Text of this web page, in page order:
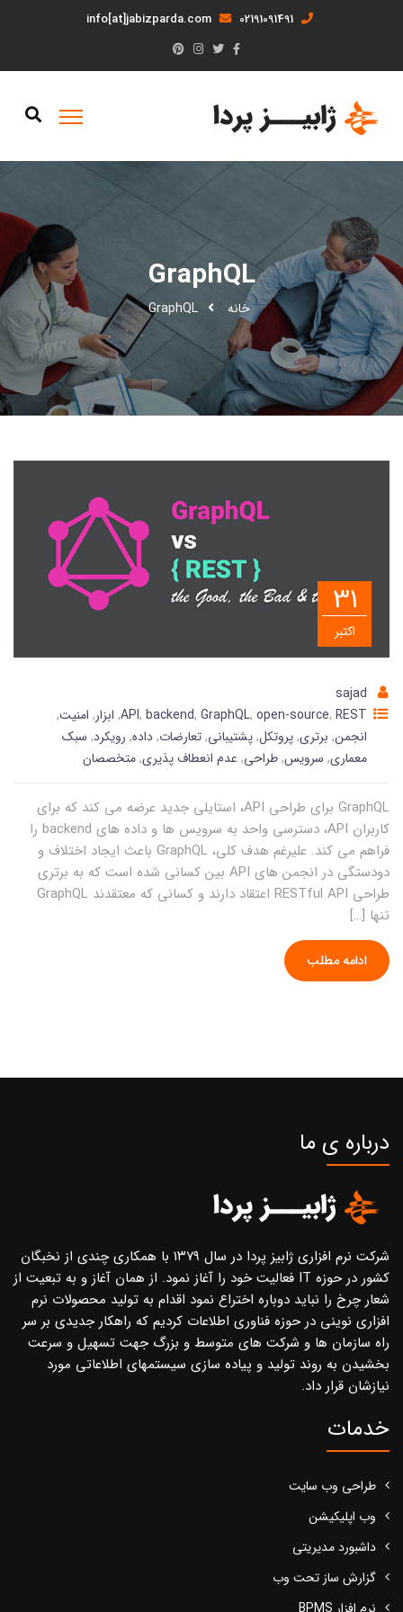
02191091491
info[at]jabizparda.com
GraphQL
خانه GraphQL
31
اکتبر
sajad
API, backend, GraphQL, open-source, REST
, ابزار, امنیت,
انجمن, برتری,پروتکل,پشتیبانی,تعارضات,داده, رویکرد, سبک
معماری, سرویس,طراحی, عدم انعطاف پذیری,متخصصان
GraphQL برای طراحی API، استایلی جدید عرضه می کند که برای
کاربران API، دسترسی واحد به سرویس ها و داده های backend را
فراهم می کند. علیرغم هدف کلی، GraphQL باعث ایجاد اختلاف و
دودستگی در انجمن های API بین کسانی شده است که به برتری
طراحی RESTful API اعتقاد دارند و کسانی که معتقدند GraphQL
تنها […]
ادامه مطلب
درباره ی ما
شرکت نرم افزاری ژابیز پردا در سال ۱۳۷۹ با همکاری چندی از نخبگان
کشور در حوزه IT فعالیت خود را آغاز نمود. از همان آغاز و به تبعیت از
شعار چرخ را نباید دوباره اختراع نمود اقدام به تولید محصولات نرم
افزاری نوینی در حوزه فناوری اطلاعات کردیم که راهکار جدیدی بر سر
راه سازمان ها و شرکت های متوسط و بزرگ جهت تسهیل و سرعت
بخشیدن به روند تولید و پیاده سازی سیستمهای اطلاعاتی مورد
نیازشان قرار داد.
خدمات
طراحی وب سایت
وب اپلیکیشن
داشبورد مدیریتی
گزارش ساز تحت وب